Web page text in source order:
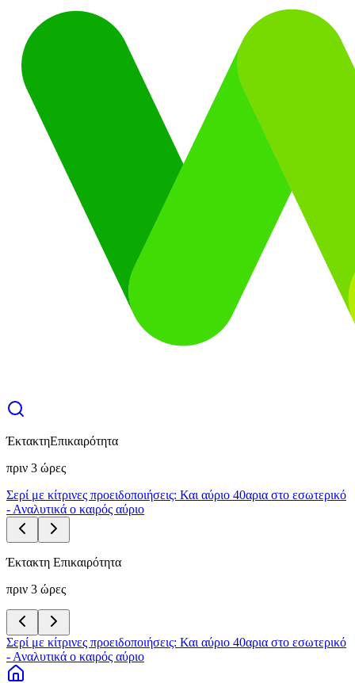
ΈκτακτηΕπικαιρότητα
πριν 3 ώρες
Σερί με κίτρινες προειδοποιήσεις: Και αύριο 40αρια στο εσωτερικό
- Αναλυτικά ο καιρός αύριο
Έκτακτη Επικαιρότητα
πριν 3 ώρες
Σερί με κίτρινες προειδοποιήσεις: Και αύριο 40αρια στο εσωτερικό
- Αναλυτικά ο καιρός αύριο